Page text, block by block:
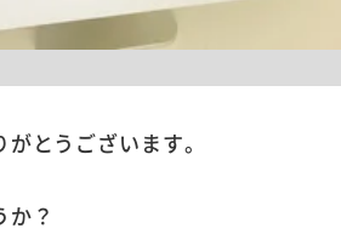
とうございます。
？